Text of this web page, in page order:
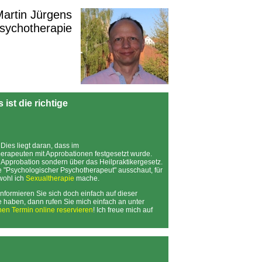
Jürgens
ist die richtige
liegt daran, dass im
mit Approbationen festgesetzt wurde.
sondern über das Heilpraktikergesetz.
Psychotherapeut" ausschaut, für
ich Sexualtherapie mache.
Sie sich doch einfach auf dieser
haben, dann rufen Sie mich einfach an unter
Termin online reservieren! Ich freue mich auf